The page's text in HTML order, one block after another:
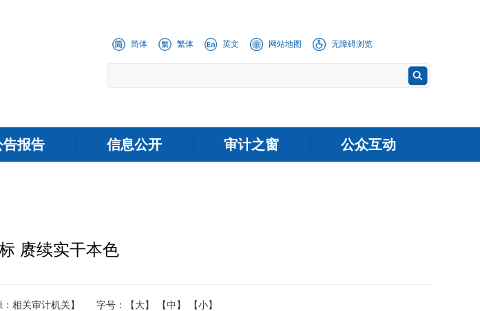
简体 繁体 英文 网站地图 无障碍浏览
告报告 信息公开 审计之窗 公众互动
赓续实干本色
：相关审计机关】 字号： 【大】 【中】 【小】